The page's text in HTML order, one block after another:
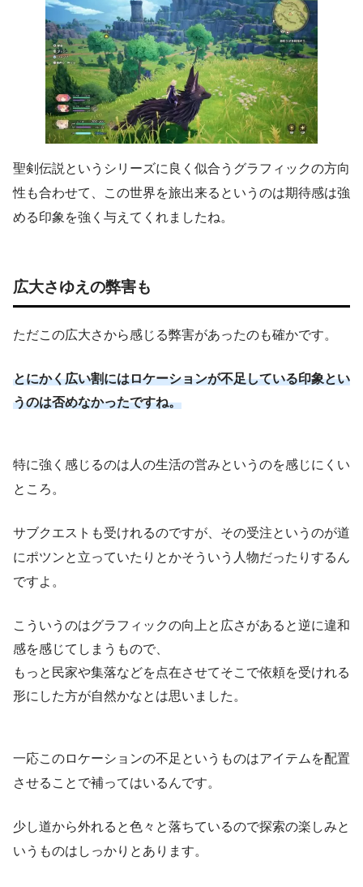
聖剣伝説というシリーズに良く似合うグラフィックの方向
性も合わせて、この世界を旅出来るというのは期待感は強
める印象を強く与えてくれましたね。
広大さゆえの弊害も
ただこの広大さから感じる弊害があったのも確かです。
とにかく広い割にはロケーションが不足している印象とい
うのは否めなかったですね。
特に強く感じるのは人の生活の営みというのを感じにくい
ところ。
サブクエストも受けれるのですが、その受注というのが道
にポツンと立っていたりとかそういう人物だったりするん
ですよ。
こういうのはグラフィックの向上と広さがあると逆に違和
感を感じてしまうもので、
もっと民家や集落などを点在させてそこで依頼を受けれる
形にした方が自然かなとは思いました。
一応このロケーションの不足というものはアイテムを配置
させることで補ってはいるんです。
少し道から外れると色々と落ちているので探索の楽しみと
いうものはしっかりとあります。